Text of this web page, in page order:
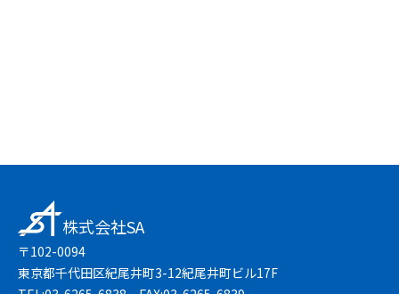
株式会社SA
〒102-0094
東京都千代田区紀尾井町3-12紀尾井町ビル17F